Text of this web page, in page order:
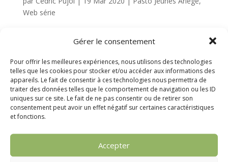
Gérer le consentement
Pour offrir les meilleures expériences, nous utilisons des technologies
telles que les cookies pour stocker et/ou accéder aux informations des
appareils. Le fait de consentir à ces technologies nous permettra de
traiter des données telles que le comportement de navigation ou les ID
uniques sur ce site. Le fait de ne pas consentir ou de retirer son
consentement peut avoir un effet négatif sur certaines caractéristiques
et fonctions.
Accepter
Web série
Rechercher
Articles récents
Pèlerins d’espérance
Pèlerinage diocésain pour prier pour les vocations à